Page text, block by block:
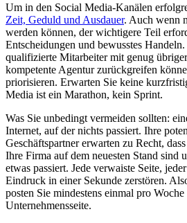
Um in den Social Media-Kanälen
Zeit, Geduld und Ausdauer. Auch wenn
werden können, der wichtigere Teil
Entscheidungen und bewusstes
qualifizierte Mitarbeiter mit genug
kompetente Agentur zurückgreifen
priorisieren. Erwarten Sie keine
Media ist ein Marathon, kein Sprint.
Was Sie unbedingt vermeiden sollten:
Internet, auf der nichts passiert. Ihre
Geschäftspartner erwarten zu Recht,
Ihre Firma auf dem neuesten Stand sind
etwas passiert. Jede verwaiste Seite,
Eindruck in einer Sekunde zerstören.
posten Sie mindestens einmal pro
Unternehmensseite.